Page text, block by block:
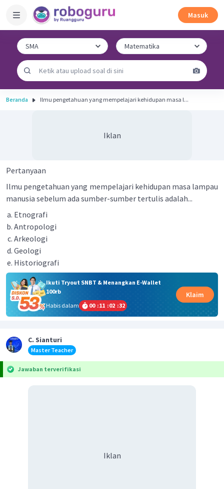
Masuk
Beranda Ilmu pengetahuan yang mempelajari kehidupan masa l...
Iklan
Pertanyaan
Ilmu pengetahuan yang mempelajari kehidupan masa lampau
manusia sebelum ada sumber-sumber tertulis adalah...
Etnografi
Antropologi
Arkeologi
Geologi
Historiografi
Ikuti Tryout SNBT & Menangkan E-Wallet
100rb
Habis dalam
00 :11 :02 :31
Klaim
C. Sianturi
Master Teacher
Jawaban terverifikasi
Iklan